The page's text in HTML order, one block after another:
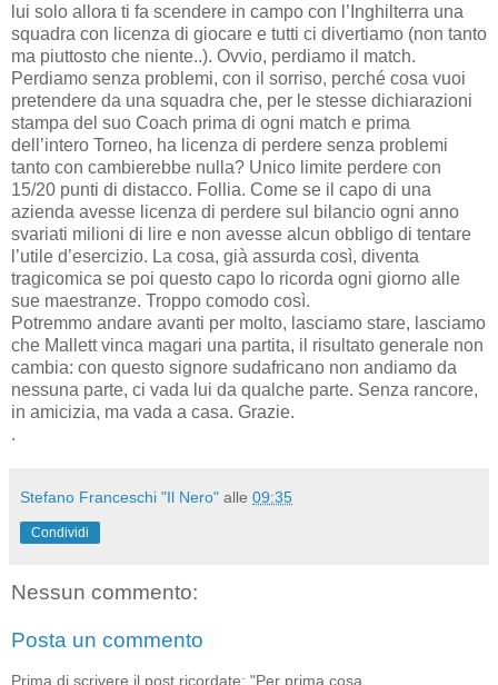
lui solo allora ti fa scendere in campo con l’Inghilterra una
squadra con licenza di giocare e tutti ci divertiamo (non tanto
ma piuttosto che niente..). Ovvio, perdiamo il match.
Perdiamo senza problemi, con il sorriso, perché cosa vuoi
pretendere da una squadra che, per le stesse dichiarazioni
stampa del suo Coach prima di ogni match e prima
dell’intero Torneo, ha licenza di perdere senza problemi
tanto con cambierebbe nulla? Unico limite perdere con
15/20 punti di distacco. Follia. Come se il capo di una
azienda avesse licenza di perdere sul bilancio ogni anno
svariati milioni di lire e non avesse alcun obbligo di tentare
l’utile d’esercizio. La cosa, già assurda così, diventa
tragicomica se poi questo capo lo ricorda ogni giorno alle
sue maestranze. Troppo comodo così.
Potremmo andare avanti per molto, lasciamo stare, lasciamo
che Mallett vinca magari una partita, il risultato generale non
cambia: con questo signore sudafricano non andiamo da
nessuna parte, ci vada lui da qualche parte. Senza rancore,
in amicizia, ma vada a casa. Grazie.
.
Stefano Franceschi "Il Nero" alle 09:35
Condividi
Nessun commento:
Posta un commento
Prima di scrivere il post ricordate: "Per prima cosa